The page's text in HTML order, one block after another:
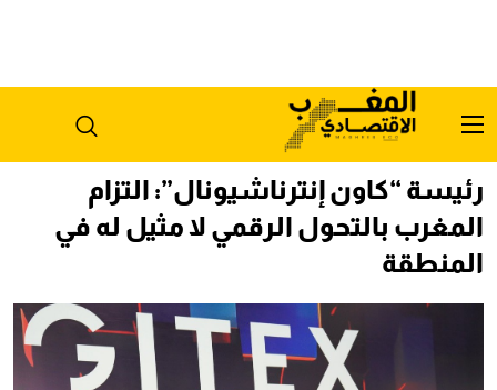
رئيسة “كاون إنترناشيونال”: التزام
المغرب بالتحول الرقمي لا مثيل له في
المنطقة